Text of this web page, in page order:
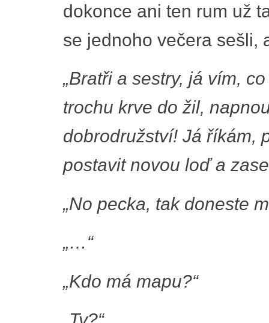
dokonce ani ten rum už
se jednoho večera sešli,
„Bratři a sestry, já vím,
trochu krve do žil,
dobrodružství! Já říkám,
postavit novou loď a
„No pecka, tak doneste
„…“
„Kdo má mapu?“